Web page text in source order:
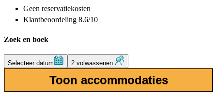
Geen reservatiekosten
Klantbeoordeling 8.6/10
Zoek en boek
Selecteer datum 2 volwassenen
Toon accommodaties